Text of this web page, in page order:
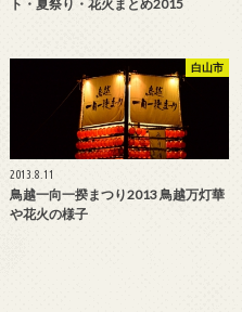
ト・夏祭り・花火まとめ2015
白山市
2013.8.11
鳥越一向一揆まつり2013 鳥越万灯華
や花火の様子